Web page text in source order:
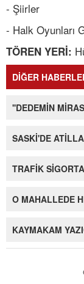
- Şiirler
- Halk Oyunları
TÖREN YERİ:
DİĞER
''DEDEMİN
SASKİ'DE
TRAFİK
O MAHALLEDE
KAYMAKAM